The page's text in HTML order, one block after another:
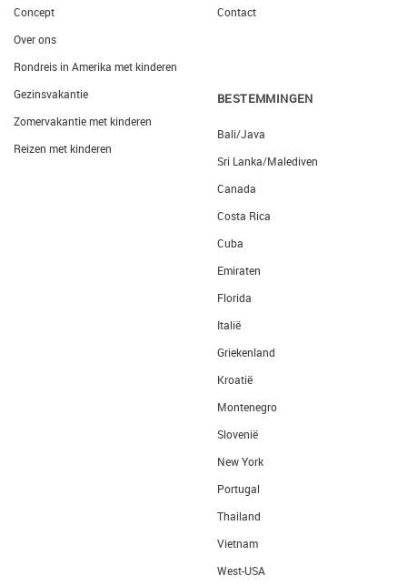
Concept
Over ons
Rondreis in Amerika met kinderen
Gezinsvakantie
Zomervakantie met kinderen
Reizen met kinderen
Contact
BESTEMMINGEN
Bali/Java
Sri Lanka/Malediven
Canada
Costa Rica
Cuba
Emiraten
Florida
Italië
Griekenland
Kroatië
Montenegro
Slovenië
New York
Portugal
Thailand
Vietnam
West-USA